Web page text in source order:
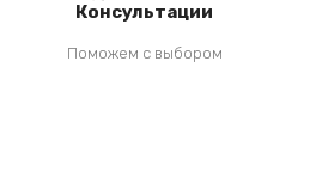
Консультации
Поможем с выбором